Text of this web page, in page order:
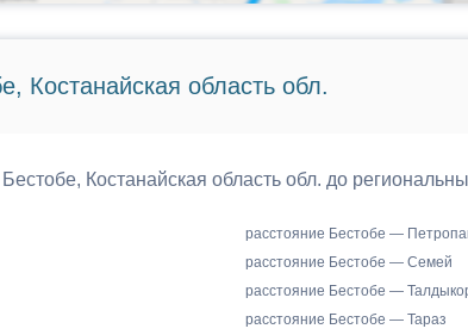
Костанайская область обл.
Костанайская область обл. до
расстояние Бестобе —
расстояние Бестобе — Семей
расстояние Бестобе —
расстояние Бестобе — Тараз